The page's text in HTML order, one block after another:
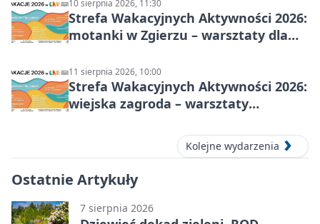
10 sierpnia 2026, 11:30
Strefa Wakacyjnych Aktywności 2026:
motanki w Zgierzu – warsztaty dla
11 sierpnia 2026, 10:00
Strefa Wakacyjnych Aktywności 2026:
wiejska zagroda – warsztaty
Kolejne wydarzenia
Ostatnie Artykuły
7 sierpnia 2026